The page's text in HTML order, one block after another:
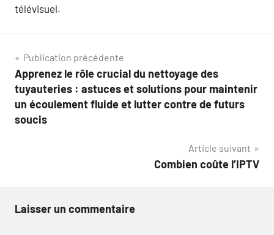
télévisuel.
Navigation
de
l’article
Publication précédente
Apprenez le rôle crucial du nettoyage des
tuyauteries : astuces et solutions pour maintenir
un écoulement fluide et lutter contre de futurs
soucis
Article suivant
Combien coûte l’IPTV
Laisser un commentaire